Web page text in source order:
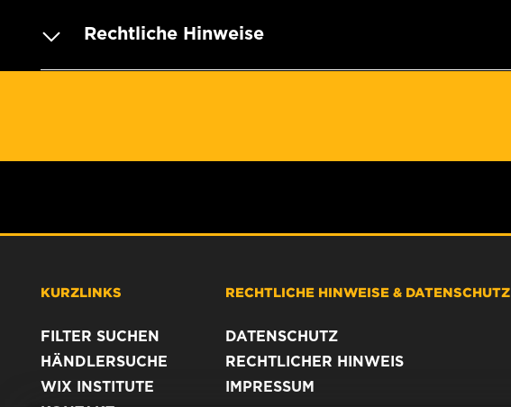
Rechtliche Hinweise
KURZLINKS
FILTER SUCHEN
HÄNDLERSUCHE
WIX INSTITUTE
RECHTLICHE HINWEISE & DATENSCHUTZ
DATENSCHUTZ
RECHTLICHER HINWEIS
IMPRESSUM